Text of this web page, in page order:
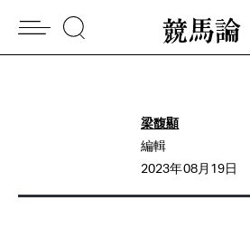
梁馥顯
編輯
2023年08月19日